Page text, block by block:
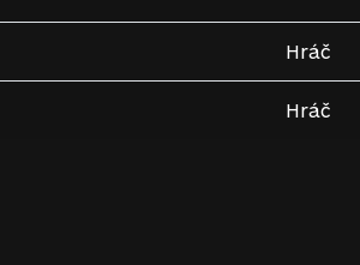
Hráč
Hráč